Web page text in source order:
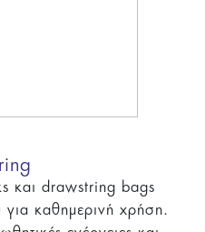
και drawstring bags
καθημερινή χρήση.